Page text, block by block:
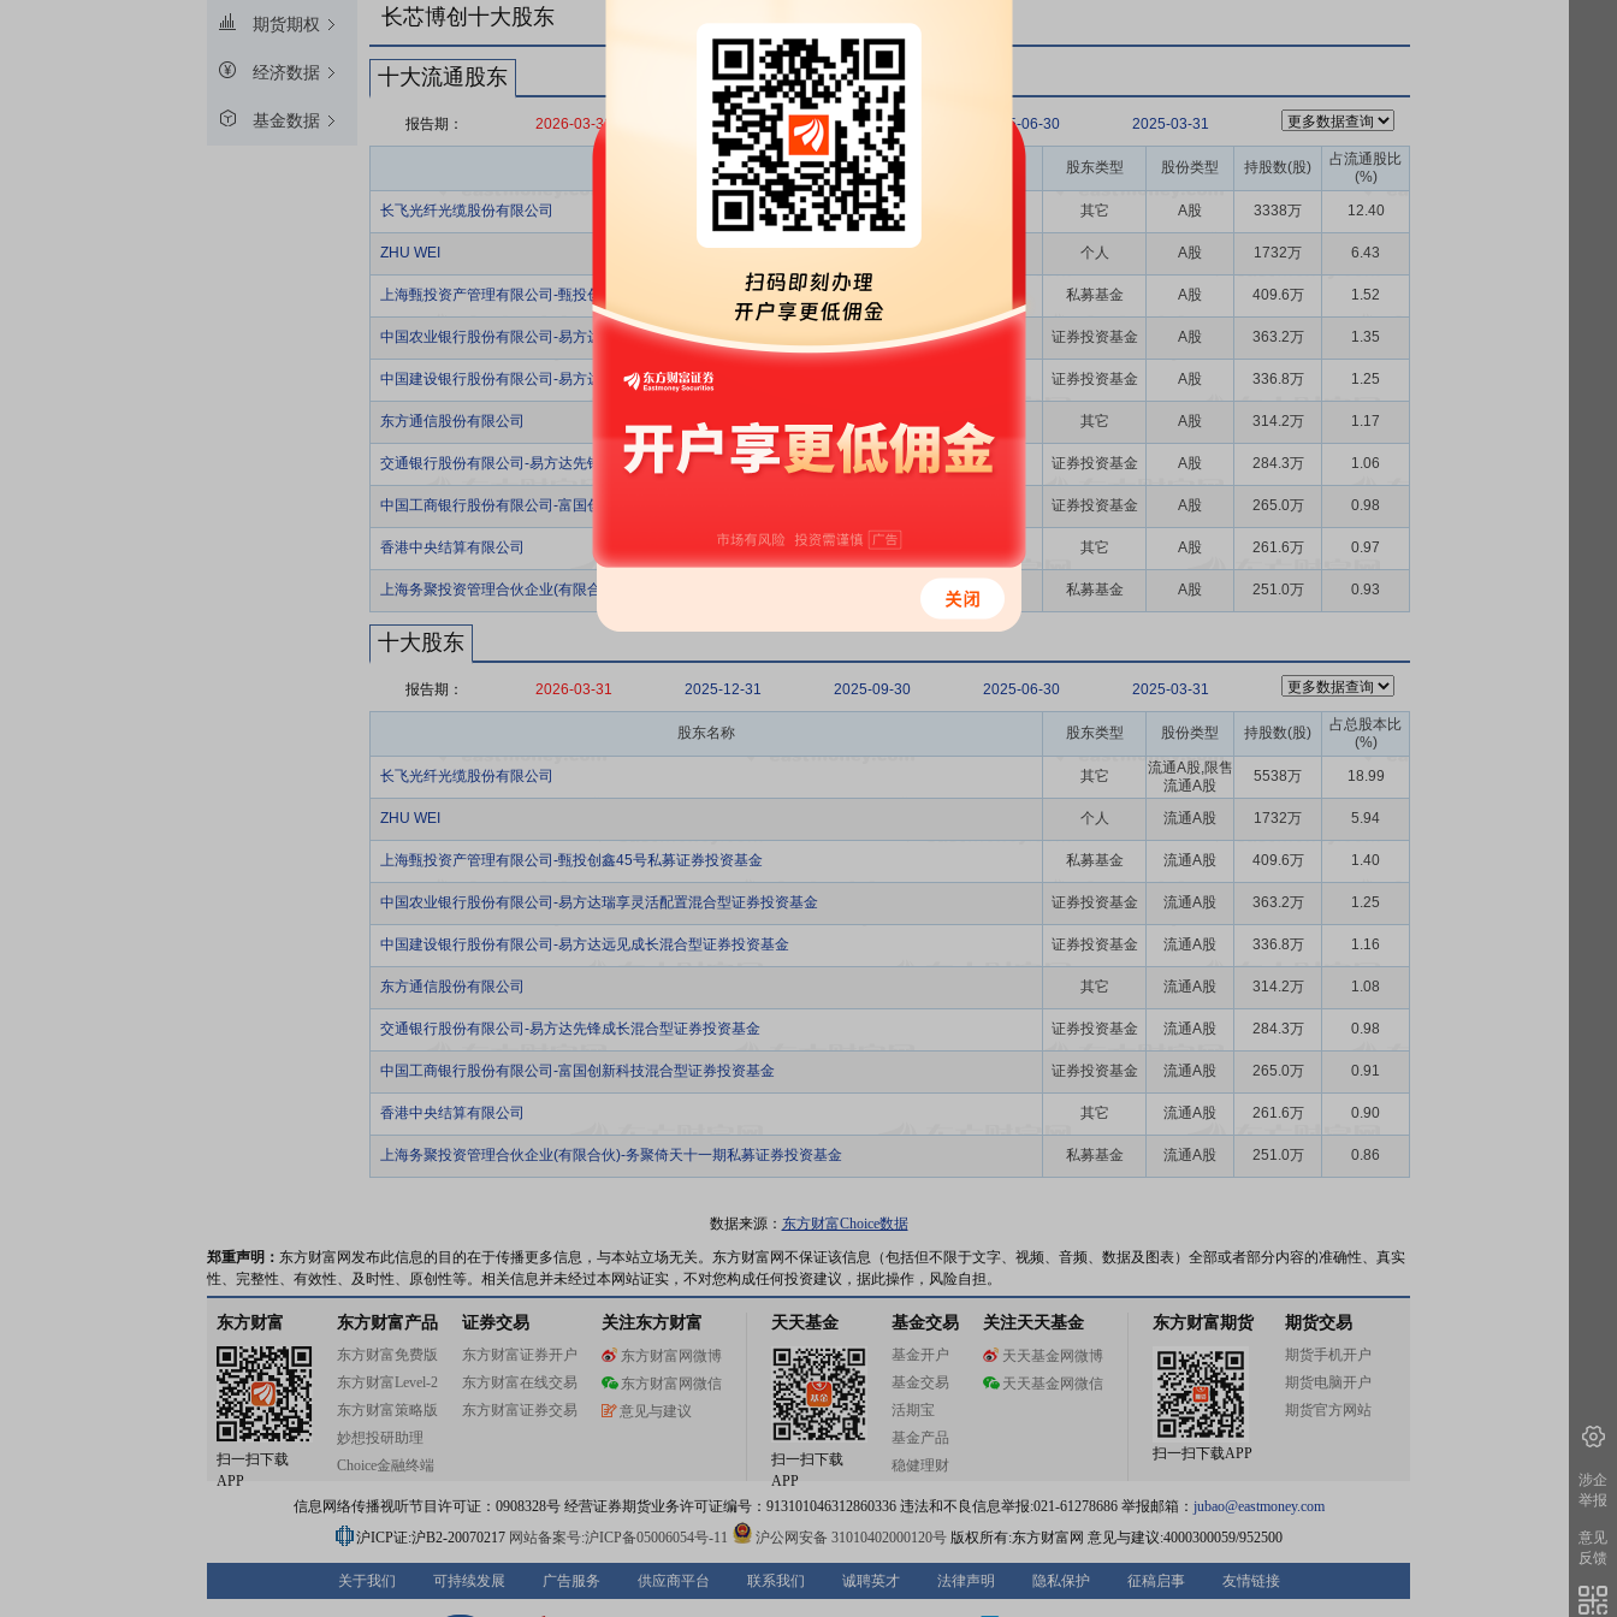
期货期权
经济数据
基金数据
长芯博创十大股东
十大流通股东
报告期： 2026-03-31 2025-12-31 2025-09-30 2025-06-30 2025-03-31
股东名称 股东类型 股份类型 持股数(股)
占流通股比
(%)
长飞光纤光缆股份有限公司
其它 A股 3338万 12.40
ZHU WEI 个人 A股 1732万 6.43
上海甄投资产管理有限公司-甄投创鑫45号私募证券投资基金 私募基金 A股 409.6万 1.52
中国农业银行股份有限公司-易方达瑞享灵活配置混合型证券投资基金 证券投资基金 A股 363.2万 1.35
中国建设银行股份有限公司-易方达远见成长混合型证券投资基金 证券投资基金 A股 336.8万 1.25
东方通信股份有限公司 其它 A股 314.2万 1.17
交通银行股份有限公司-易方达先锋成长混合型证券投资基金 证券投资基金 A股 284.3万 1.06
中国工商银行股份有限公司-富国创新科技混合型证券投资基金 证券投资基金 A股 265.0万 0.98
香港中央结算有限公司 其它 A股 261.6万 0.97
上海务聚投资管理合伙企业(有限合伙)-务聚倚天十一期私募证券投资基金 私募基金 A股 251.0万 0.93
十大股东
报告期： 2026-03-31 2025-12-31 2025-09-30 2025-06-30 2025-03-31
股东名称 股东类型 股份类型 持股数(股)
占总股本比
(%)
长飞光纤光缆股份有限公司
其它
流通A股,限售
流通A股
5538万 18.99
ZHU WEI 个人 流通A股 1732万 5.94
上海甄投资产管理有限公司-甄投创鑫45号私募证券投资基金 私募基金 流通A股 409.6万 1.40
中国农业银行股份有限公司-易方达瑞享灵活配置混合型证券投资基金 证券投资基金 流通A股 363.2万 1.25
中国建设银行股份有限公司-易方达远见成长混合型证券投资基金 证券投资基金 流通A股 336.8万 1.16
东方通信股份有限公司 其它 流通A股 314.2万 1.08
交通银行股份有限公司-易方达先锋成长混合型证券投资基金 证券投资基金 流通A股 284.3万 0.98
中国工商银行股份有限公司-富国创新科技混合型证券投资基金 证券投资基金 流通A股 265.0万 0.91
香港中央结算有限公司 其它 流通A股 261.6万 0.90
上海务聚投资管理合伙企业(有限合伙)-务聚倚天十一期私募证券投资基金 私募基金 流通A股 251.0万 0.86
数据来源： 东方财富Choice数据
郑重声明： 东方财富网发布此信息的目的在于传播更多信息，与本站立场无关。东方财富网不保证该信息（包括但不限于文字、视频、音频、数据及图表）全部或者部分内容的准确性、真实
性、完整性、有效性、及时性、原创性等。相关信息并未经过本网站证实，不对您构成任何投资建议，据此操作，风险自担。
东方财富
扫一扫下载
APP
东方财富产品
东方财富免费版
东方财富Level-2
东方财富策略版
妙想投研助理
Choice金融终端
证券交易
东方财富证券开户
东方财富在线交易
东方财富证券交易
关注东方财富
东方财富网微博
东方财富网微信
意见与建议
天天基金
扫一扫下载
APP
基金交易
基金开户
基金交易
活期宝
基金产品
稳健理财
关注天天基金
天天基金网微博
天天基金网微信
东方财富期货
扫一扫下载APP
期货交易
期货手机开户
期货电脑开户
期货官方网站
信息网络传播视听节目许可证：0908328号 经营证券期货业务许可证编号：913101046312860336 违法和不良信息举报:021-61278686 举报邮箱： jubao@eastmoney.com
沪ICP证:沪B2-20070217 网站备案号:沪ICP备05006054号-11 沪公网安备 31010402000120号版权所有:东方财富网 意见与建议:4000300059/952500
关于我们 可持续发展 广告服务 供应商平台 联系我们 诚聘英才 法律声明 隐私保护 征稿启事 友情链接
涉企
举报
意见
反馈